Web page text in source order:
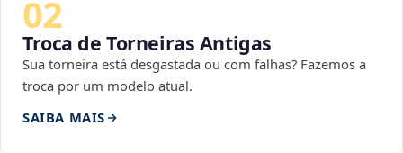
02
Troca de Torneiras Antigas
Sua torneira está desgastada ou com falhas? Fazemos a
troca por um modelo atual.
SAIBA MAIS